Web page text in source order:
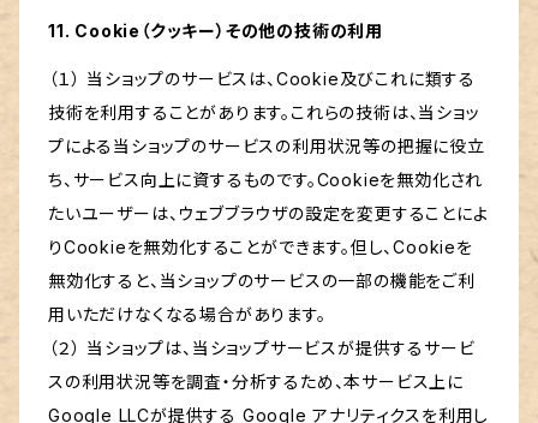
11. Cookie（クッキー）その他の技術の利用
（１） 当ショップのサービスは、Cookie及びこれに類する
技術を利用することがあります。これらの技術は、当ショッ
プによる当ショップのサービスの利用状況等の把握に役立
ち、サービス向上に資するものです。Cookieを無効化され
たいユーザーは、ウェブブラウザの設定を変更することによ
りCookieを無効化することができます。但し、Cookieを
無効化すると、当ショップのサービスの一部の機能をご利
用いただけなくなる場合があります。
（２） 当ショップは、当ショップサービスが提供するサービ
スの利用状況等を調査・分析するため、本サービス上に
Google LLCが提供する Google アナリティクスを利用し